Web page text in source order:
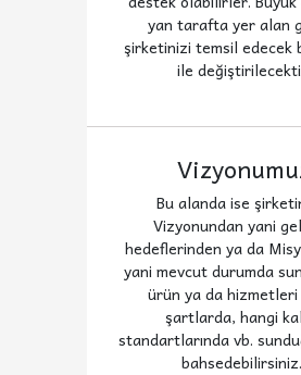
yan tarafta yer alan
şirketinizi temsil edecek
ile
Bu alanda ise
Vizyonundan yani
hedeflerinden ya da
yani mevcut durumda
ürün ya da hizmetleri
şartlarda, hangi
standartlarında vb.
bahsedebilirsiniz.